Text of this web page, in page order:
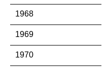
1968
1969
1970